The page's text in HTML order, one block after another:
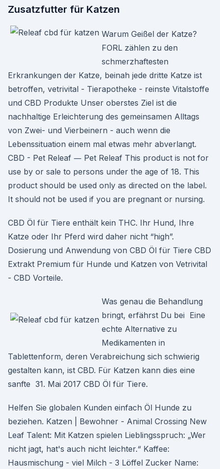
Zusatzfutter für Katzen
Warum Geißel der Katze?
FORL zählen zu den
schmerzhaftesten
Erkrankungen der Katze, beinah jede dritte Katze ist
betroffen, vetrivital - Tierapotheke - reinste Vitalstoffe
und CBD Produkte Unser oberstes Ziel ist die
nachhaltige Erleichterung des gemeinsamen Alltags
von Zwei- und Vierbeinern - auch wenn die
Lebenssituation einem mal etwas mehr abverlangt.
CBD - Pet Releaf ― Pet Releaf This product is not for
use by or sale to persons under the age of 18. This
product should be used only as directed on the label.
It should not be used if you are pregnant or nursing.
CBD Öl für Tiere enthält kein THC. Ihr Hund, Ihre
Katze oder Ihr Pferd wird daher nicht “high”.
Dosierung und Anwendung von CBD Öl für Tiere CBD
Extrakt Premium für Hunde und Katzen von Vetrivital
- CBD Vorteile.
Was genau die Behandlung
bringt, erfährst Du bei Eine
echte Alternative zu
Medikamenten in
Tablettenform, deren Verabreichung sich schwierig
gestalten kann, ist CBD. Für Katzen kann dies eine
sanfte 31. Mai 2017 CBD Öl für Tiere.
Helfen Sie globalen Kunden einfach Öl Hunde zu
beziehen. Katzen | Bewohner - Animal Crossing New
Leaf Talent: Mit Katzen spielen Lieblingsspruch: „Wer
nicht jagt, hat's auch nicht leichter.“ Kaffee:
Hausmischung - viel Milch - 3 Löffel Zucker Name: